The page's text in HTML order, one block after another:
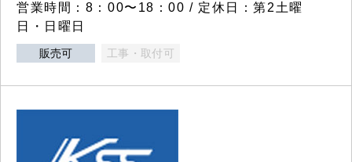
営業時間：8：00〜18：00 / 定休日：第2土曜
日・日曜日
販売可 工事・取付可